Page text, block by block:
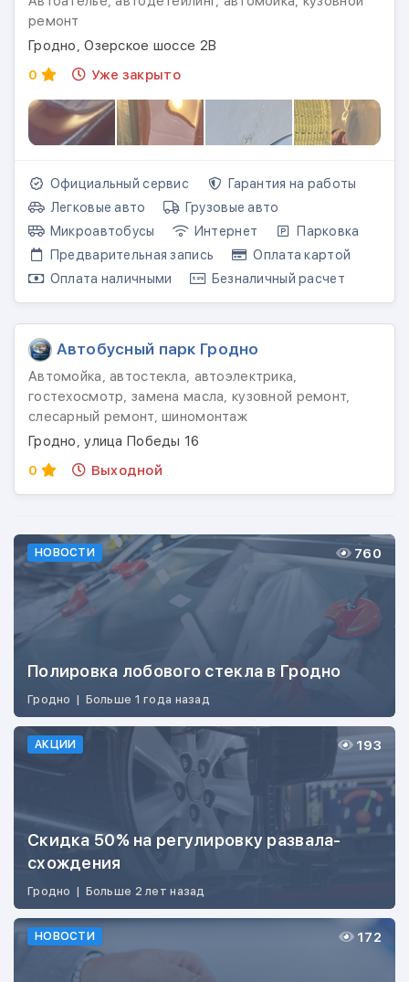
ремонт
Гродно, Озерское шоссе 2B
0
Уже закрыто
Официальный сервис
Гарантия на работы
Легковые авто
Грузовые авто
Микроавтобусы
Интернет
Парковка
Предварительная запись
Оплата картой
Оплата наличными
Безналичный расчет
Автобусный парк Гродно
Автомойка, автостекла, автоэлектрика,
гостехосмотр, замена масла, кузовной ремонт,
слесарный ремонт, шиномонтаж
Гродно, улица Победы 16
0
Выходной
НОВОСТИ
Полировка лобового стекла в Гродно
Гродно | Больше 1 года назад
760
АКЦИИ
Скидка 50% на регулировку развала-
схождения
Гродно | Больше 2 лет назад
193
НОВОСТИ 172